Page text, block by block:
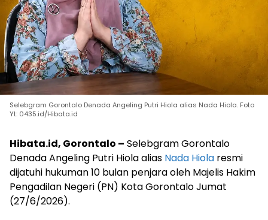
Selebgram Gorontalo Denada Angeling Putri Hiola alias Nada Hiola. Foto
Yt: 0435.id/Hibata.id
Hibata.id, Gorontalo – Selebgram Gorontalo
Denada Angeling Putri Hiola alias Nada Hiola resmi
dijatuhi hukuman 10 bulan penjara oleh Majelis Hakim
Pengadilan Negeri (PN) Kota Gorontalo Jumat
(27/6/2026).